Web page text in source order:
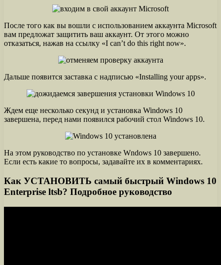
После того как вы вошли с использованием аккаунта Microsoft
вам предложат защитить ваш аккаунт. От этого можно
отказаться, нажав на ссылку «I can’t do this right now».
Дальше появится заставка с надписью «Installing your apps».
Ждем еще несколько секунд и установка Windows 10
завершена, перед нами появился рабочий стол Windows 10.
На этом руководство по установке Wndows 10 завершено.
Если есть какие то вопросы, задавайте их в комментариях.
Как УСТАНОВИТЬ самый быстрый Windows 10
Enterprise ltsb? Подробное руководство